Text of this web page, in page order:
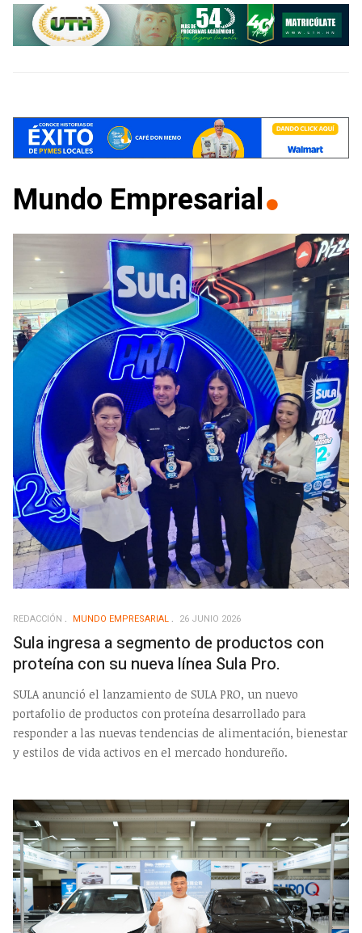
Mundo Empresarial
REDACCIÓN MUNDO EMPRESARIAL 26 JUNIO 2026
Sula ingresa a segmento de productos con
proteína con su nueva línea Sula Pro.
SULA anunció el lanzamiento de SULA PRO, un nuevo
portafolio de productos con proteína desarrollado para
responder a las nuevas tendencias de alimentación, bienestar
y estilos de vida activos en el mercado hondureño.